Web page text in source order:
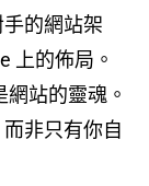
的網站架
上的佈局。
網站的靈魂。
非只有你自